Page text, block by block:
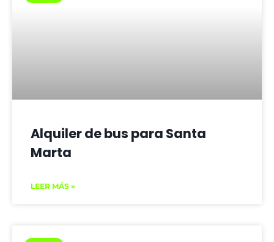
Alquiler de bus para Santa
Marta
LEER MÁS »